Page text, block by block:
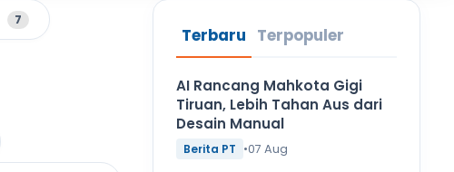
7
Terbaru Terpopuler
AI Rancang Mahkota Gigi
Tiruan, Lebih Tahan Aus dari
Desain Manual
Berita PT •07 Aug